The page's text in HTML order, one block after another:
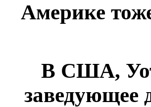
Америке
В США,
заведующее